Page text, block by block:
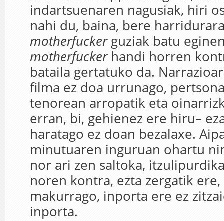
indartsuenaren nagusiak, hiri
nahi du, baina, bere
motherfuckerguziak batu
motherfuckerhandi horren
bataila gertatuko da.
filma ez doa urrunago,
tenorean arropatik eta
erran, bi, gehienez ere hiru–
haratago ez doan bezalaxe.
minutuaren inguruan ohartu
nor ari zen saltoka,
noren kontra, ezta zergatik
makurrago, inporta ere ez
inporta.